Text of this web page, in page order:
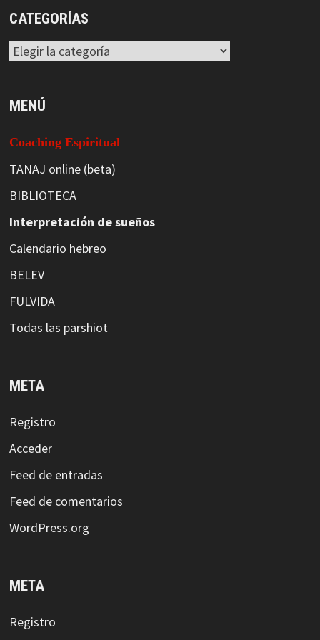
CATEGORÍAS
Categorías
MENÚ
Coaching Espiritual
TANAJ online (beta)
BIBLIOTECA
Interpretación de sueños
Calendario hebreo
BELEV
FULVIDA
Todas las parshiot
META
Registro
Acceder
Feed de entradas
Feed de comentarios
WordPress.org
META
Registro